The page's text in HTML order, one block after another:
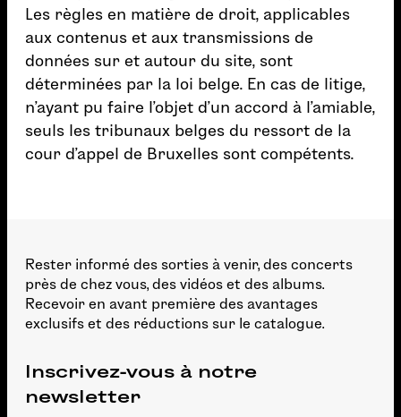
Les règles en matière de droit, applicables
aux contenus et aux transmissions de
données sur et autour du site, sont
déterminées par la loi belge. En cas de litige,
n’ayant pu faire l’objet d’un accord à l’amiable,
seuls les tribunaux belges du ressort de la
cour d’appel de Bruxelles sont compétents.
Rester informé des sorties à venir, des concerts
près de chez vous, des vidéos et des albums.
Recevoir en avant première des avantages
exclusifs et des réductions sur le catalogue.
Inscrivez-vous à notre
newsletter